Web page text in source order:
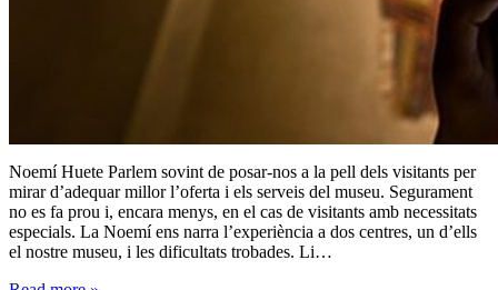
Noemí Huete Parlem sovint de posar-nos a la pell dels visitants per
mirar d’adequar millor l’oferta i els serveis del museu. Segurament
no es fa prou i, encara menys, en el cas de visitants amb necessitats
especials. La Noemí ens narra l’experiència a dos centres, un d’ells
el nostre museu, i les dificultats trobades. Li…